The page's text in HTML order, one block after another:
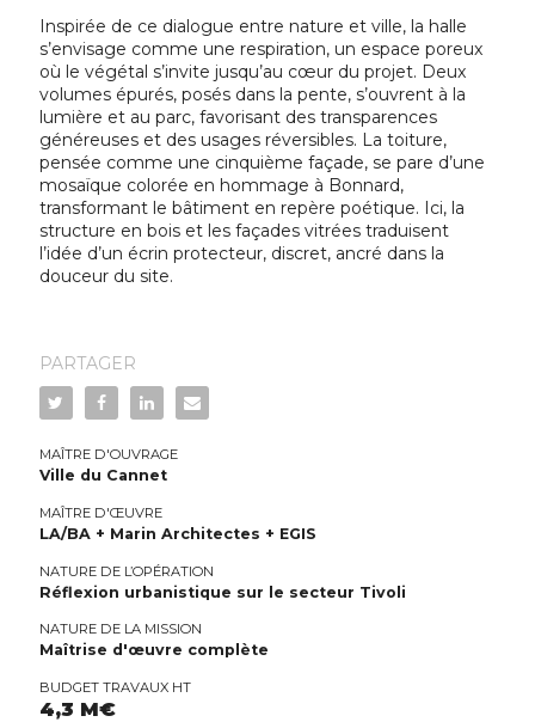
Inspirée de ce dialogue entre nature et ville, la halle
s’envisage comme une respiration, un espace poreux
où le végétal s’invite jusqu’au cœur du projet. Deux
volumes épurés, posés dans la pente, s’ouvrent à la
lumière et au parc, favorisant des transparences
généreuses et des usages réversibles. La toiture,
pensée comme une cinquième façade, se pare d’une
mosaïque colorée en hommage à Bonnard,
transformant le bâtiment en repère poétique. Ici, la
structure en bois et les façades vitrées traduisent
l’idée d’un écrin protecteur, discret, ancré dans la
douceur du site.
PARTAGER
MAÎTRE D'OUVRAGE
Ville du Cannet
MAÎTRE D'ŒUVRE
LA/BA + Marin Architectes + EGIS
NATURE DE L’OPÉRATION
Réflexion urbanistique sur le secteur Tivoli
NATURE DE LA MISSION
Maîtrise d'œuvre complète
BUDGET TRAVAUX HT
4,3 M€